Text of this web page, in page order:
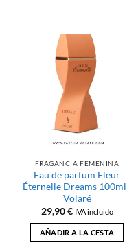
FRAGANCIA FEMENINA
Eau de parfum Fleur
Éternelle Dreams
Volaré
29,90€ IVA incluido
AÑADIR A LA CESTA